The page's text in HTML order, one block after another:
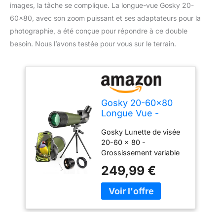
images, la tâche se complique. La longue-vue Gosky 20-
60×80, avec son zoom puissant et ses adaptateurs pour la
photographie, a été conçue pour répondre à ce double
besoin. Nous l’avons testée pour vous sur le terrain.
Gosky 20-60x80
Longue Vue -
d'observation pour
tir à la Cible Chasse
Observation
d'oiseaux Paysage
Animalier (avec
Support de
téléphone +
Support SLR
Gosky Lunette de visée
20-60 x 80 -
Grossissement variable
mise au point dynamique
de l'objectif apporte une
meilleure optique, des
249,99 €